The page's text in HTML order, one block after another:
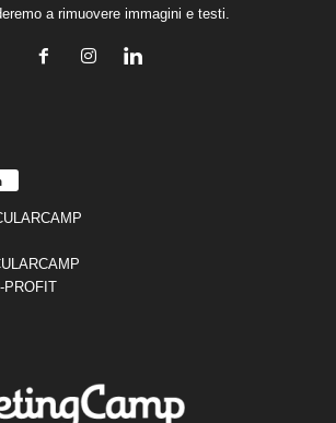
a rimuovere immagini e testi.
PROFIT